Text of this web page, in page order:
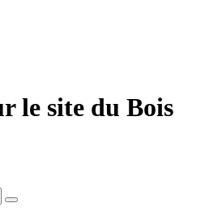
le site du Bois